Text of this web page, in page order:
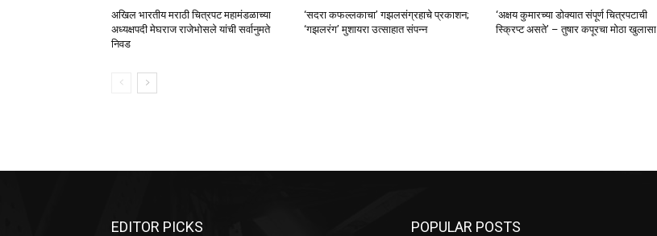
अखिल भारतीय मराठी चित्रपट महामंडळाच्या
अध्यक्षपदी मेघराज राजेभोसले यांची सर्वानुमते
निवड
‘सदरा कफल्लकाचा’ गझलसंग्रहाचे प्रकाशन;
‘गझलरंग’ मुशायरा उत्साहात संपन्न
‘अक्षय कुमारच्या डोक्यात संपूर्ण चित्रपटाची
स्क्रिप्ट असते’ – तुषार कपूरचा मोठा खुलासा
EDITOR PICKS POPULAR POSTS